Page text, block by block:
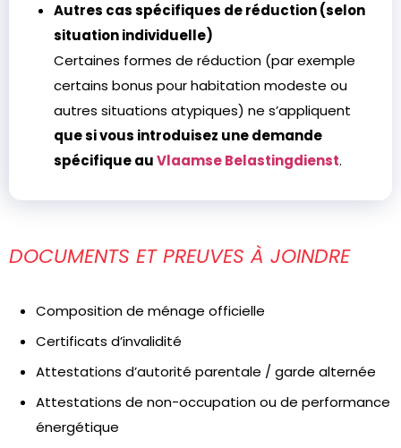
Autres cas spécifiques de réduction (selon
situation individuelle)
Certaines formes de réduction (par exemple
certains bonus pour habitation modeste ou
autres situations atypiques) ne s’appliquent
que si vous introduisez une demande
spécifique auVlaamse Belastingdienst.
DOCUMENTS ET PREUVES À JOINDRE
Composition de ménage officielle
Certificats d’invalidité
Attestations d’autorité parentale / garde alternée
Attestations de non-occupation ou de performance
énergétique